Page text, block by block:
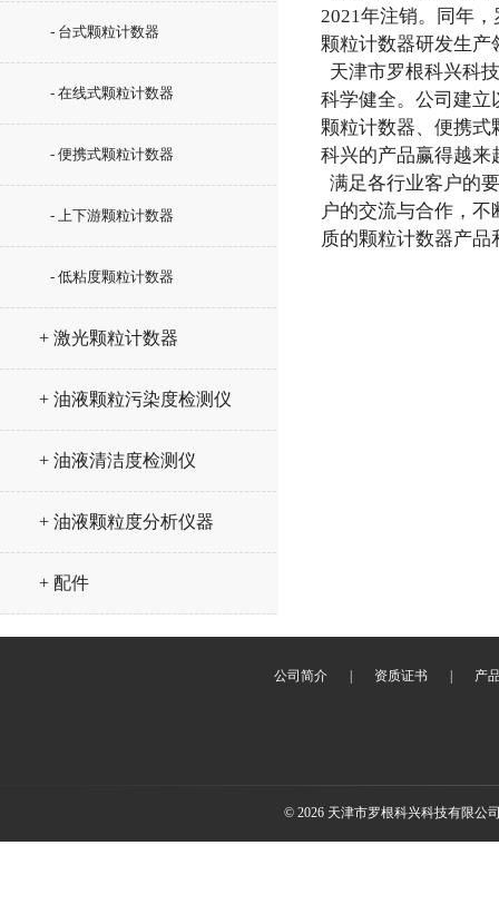
- 台式颗粒计数器
- 在线式颗粒计数器
- 便携式颗粒计数器
- 上下游颗粒计数器
- 低粘度颗粒计数器
+ 激光颗粒计数器
+ 油液颗粒污染度检测仪
+ 油液清洁度检测仪
+ 油液颗粒度分析仪器
+ 配件
2021年注销。同年，
颗粒计数器研发生产
天津市罗根科兴科
科学健全。公司 建立
颗粒计数器、便携式
科兴的产品赢得越来
满足各行业客户的
户的交流与合作，
质的颗粒计数器产品
公司简介 资质证书 产
© 2026 天津市罗根科兴科技有限公